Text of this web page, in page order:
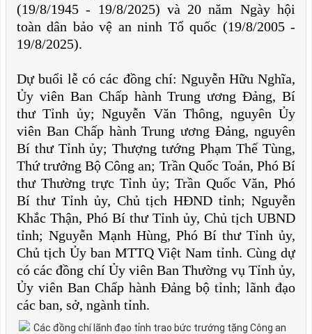
(19/8/1945 - 19/8/2025) và 20 năm Ngày hội
toàn dân bảo vệ an ninh Tổ quốc (19/8/2005 -
19/8/2025).
Dự buổi lễ có các đồng chí: Nguyễn Hữu Nghĩa,
Ủy viên Ban Chấp hành Trung ương Đảng, Bí
thư Tỉnh ủy; Nguyễn Văn Thông, nguyên Ủy
viên Ban Chấp hành Trung ương Đảng, nguyên
Bí thư Tỉnh ủy; Thượng tướng Phạm Thế Tùng,
Thứ trưởng Bộ Công an; Trần Quốc Toản, Phó Bí
thư Thường trực Tỉnh ủy; Trần Quốc Văn, Phó
Bí thư Tỉnh ủy, Chủ tịch HĐND tỉnh; Nguyễn
Khắc Thận, Phó Bí thư Tỉnh ủy, Chủ tịch UBND
tỉnh; Nguyễn Mạnh Hùng, Phó Bí thư Tỉnh ủy,
Chủ tịch Ủy ban MTTQ Việt Nam tỉnh. Cùng dự
có các đồng chí Ủy viên Ban Thường vụ Tỉnh ủy,
Ủy viên Ban Chấp hành Đảng bộ tỉnh; lãnh đạo
các ban, sở, ngành tỉnh.